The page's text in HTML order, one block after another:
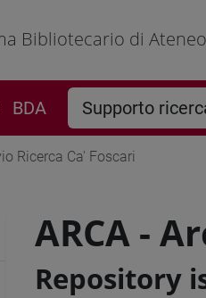
Bibliotecario di Ateneo
BDA Supporto
Ricerca Ca' Foscari
ARCA -
Repository